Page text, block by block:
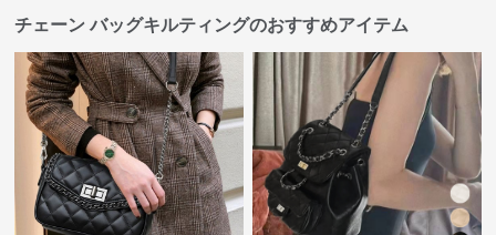
チェーン バッグキルティングのおすすめアイテム